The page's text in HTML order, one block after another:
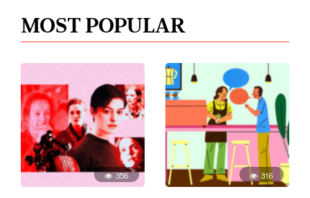
MOST POPULAR
356 316